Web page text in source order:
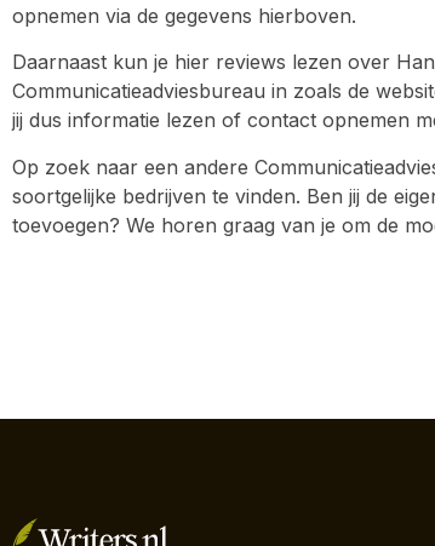
opnemen via de gegevens hierboven.
Daarnaast kun je hier reviews lezen over
Communicatieadviesbureau in zoals de
jij dus informatie lezen of contact opnemen
Op zoek naar een andere
soortgelijke bedrijven te vinden. Ben jij de
toevoegen? We horen graag van je om de